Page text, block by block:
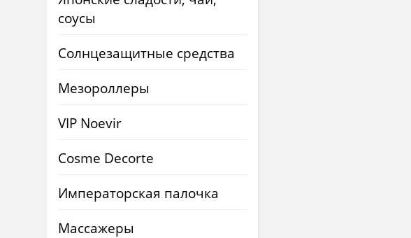
соусы
Солнцезащитные средства
Мезороллеры
VIP Noevir
Cosme Decorte
Императорская палочка
Массажеры